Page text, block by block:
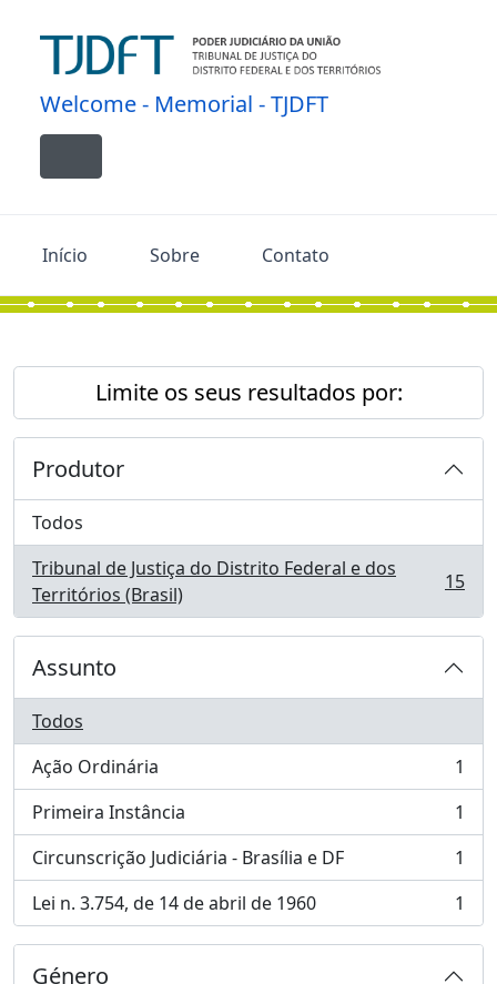
Welcome - Memorial - TJDFT
Toggle navigation
Início Sobre Contato
Limite os seus resultados por:
Produtor
Todos
Tribunal de Justiça do Distrito Federal e dos
Territórios (Brasil)
, 15 resultados 15
Assunto
Todos
Ação Ordinária
, 1 resultados
1
Primeira Instância
, 1 resultados
1
Circunscrição Judiciária - Brasília e DF
, 1 resultados
1
Lei n. 3.754, de 14 de abril de 1960
, 1 resultados 1
Género